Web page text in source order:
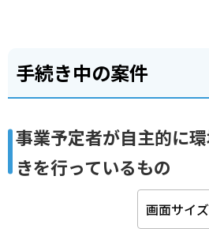
手続き中の案件
事業予定者が自主的に
きを行っているもの
画面サイ